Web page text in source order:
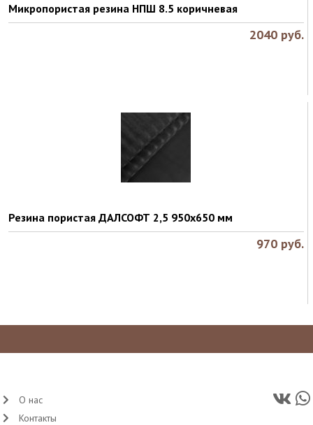
Микропористая резина НПШ 8.5 коричневая
2040 руб.
Резина пористая ДАЛСОФТ 2,5 950х650 мм
970 руб.
О нас
Контакты